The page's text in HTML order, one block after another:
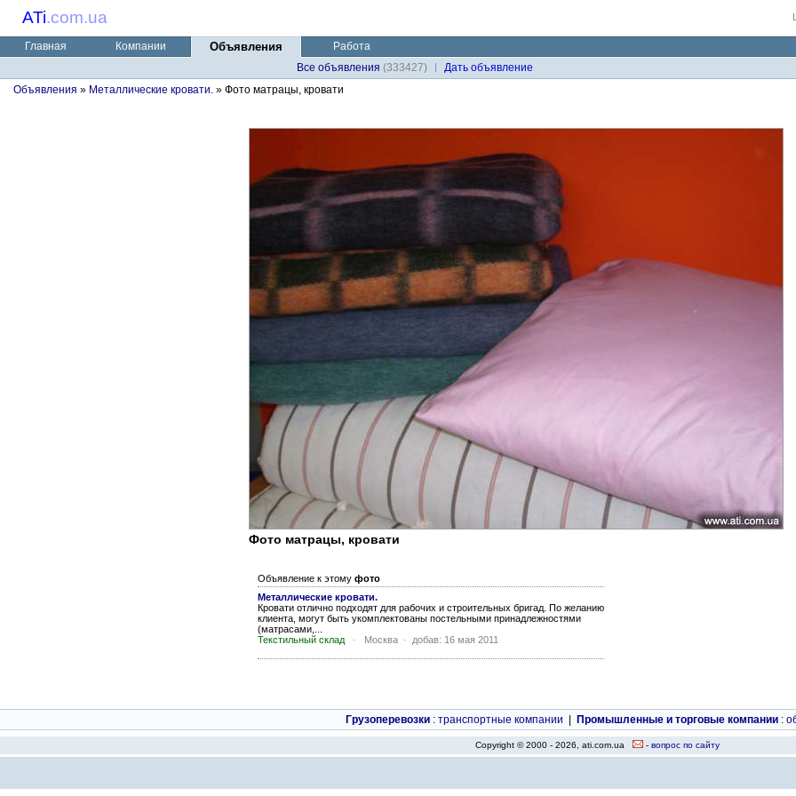
ATi.com.ua
Главная Компании Объявления
Работа
Все объявления (333427)
Дaть объявление
Объявления » Металлические кровати. » Фото матрацы, кровати
Фото матрацы, кровати
Объявление к этому фото
Металлические кровати.
Кровати отлично подходят для рабочих и строительных бригад. По желанию
клиента, могут быть укомплектованы постельными принадлежностями
(матрасами,...
Текстильный склад - Москва - добав: 16 мая 2011
Грузоперевозки : транспортные компании Промышленные и торговые компании :
Copyright © 2000 - 2026, ati.com.ua - вопрос по сайту